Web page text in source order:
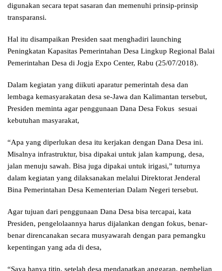
digunakan secara tepat sasaran dan memenuhi prinsip-prinsip
transparansi.
Hal itu disampaikan Presiden saat menghadiri launching
Peningkatan Kapasitas Pemerintahan Desa Lingkup Regional Balai
Pemerintahan Desa di Jogja Expo Center, Rabu (25/07/2018).
Dalam kegiatan yang diikuti aparatur pemerintah desa dan
lembaga kemasyarakatan desa se-Jawa dan Kalimantan tersebut,
Presiden meminta agar penggunaan Dana Desa Fokus sesuai
kebutuhan masyarakat,
“Apa yang diperlukan desa itu kerjakan dengan Dana Desa ini.
Misalnya infrastruktur, bisa dipakai untuk jalan kampung, desa,
jalan menuju sawah. Bisa juga dipakai untuk irigasi,” tuturnya
dalam kegiatan yang dilaksanakan melalui Direktorat Jenderal
Bina Pemerintahan Desa Kementerian Dalam Negeri tersebut.
Agar tujuan dari penggunaan Dana Desa bisa tercapai, kata
Presiden, pengelolaannya harus dijalankan dengan fokus, benar-
benar direncanakan secara musyawarah dengan para pemangku
kepentingan yang ada di desa,
“Saya hanya titip, setelah desa mendapatkan anggaran, pembelian